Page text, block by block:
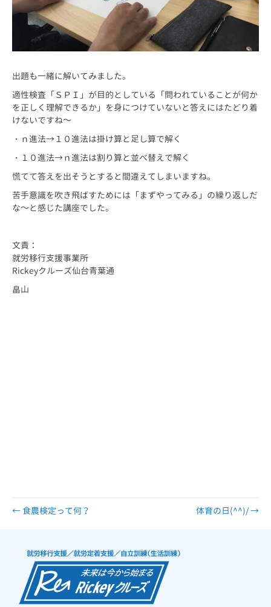
出題も一緒に解いてみました。
適性検査「ＳＰＩ」が目的としている「問われていることが何か
を正しく理解できるか」を身につけていないと答えにはたどり着
けないですね～
・ｎ進法→１０進法は掛け算と足し算で解く
・１０進法→ｎ進法は割り算と並べ替えで解く
慌てて答えを出そうとすると間違えてしまいますね。
苦手意識を吹き飛ばすためには「まずやってみる」の繰り返しだ
な～と感じた講座でした。
文責：
就労移行支援事業所
Rickeyクルーズ仙台青葉通
畠山
← 食農検定って何？ 体育の日(^^)/ →